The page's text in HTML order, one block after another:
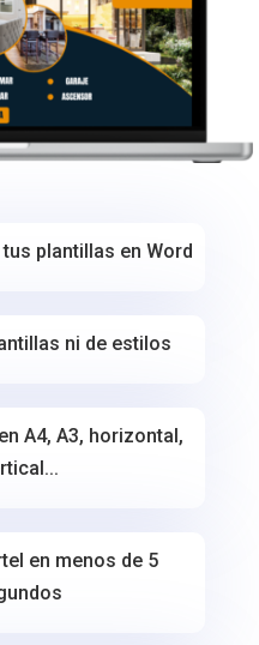
plantillas en Word
ni de estilos
A4, A3, horizontal,
en menos de 5